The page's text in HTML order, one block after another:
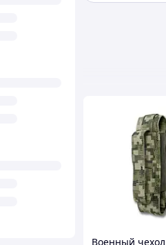
Военный чехол